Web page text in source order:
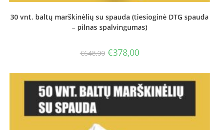
30 vnt. baltų marškinėlių su spauda (tiesioginė DTG spauda
– pilnas spalvingumas)
€648,00 Original
price
€648,00.
€378,00Current
price
€378,00.